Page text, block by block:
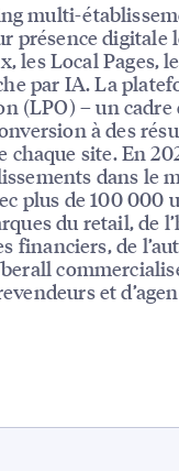
multi-
présence digitale
les Local Pages,
par IA. La
(LPO) – un cadre
à des
chaque site. En
dans le
plus de 100 000
du retail, de
financiers, de
et